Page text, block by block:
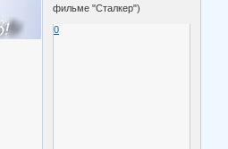
фильме "Сталкер")
0